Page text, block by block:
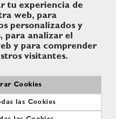
tu experiencia de
web, para
personalizados y
para analizar el
y para comprender
visitantes.
Cookies
las Cookies
la Diputación de León
de la Diputación de León
de León
legal
de cookies